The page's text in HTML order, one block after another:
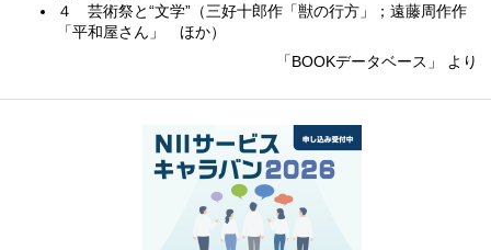
４ 芸術祭と“文学”（三好十郎作「獣の行方」；遠藤周作作
「平和屋さん」 ほか）
「BOOKデータベース」 より